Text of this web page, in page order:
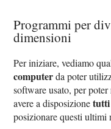
Programmi per
dimensioni
Per iniziare, vediamo
computerda poter
software usato, per
avere a disposizionetutti
posizionare questi ultimi